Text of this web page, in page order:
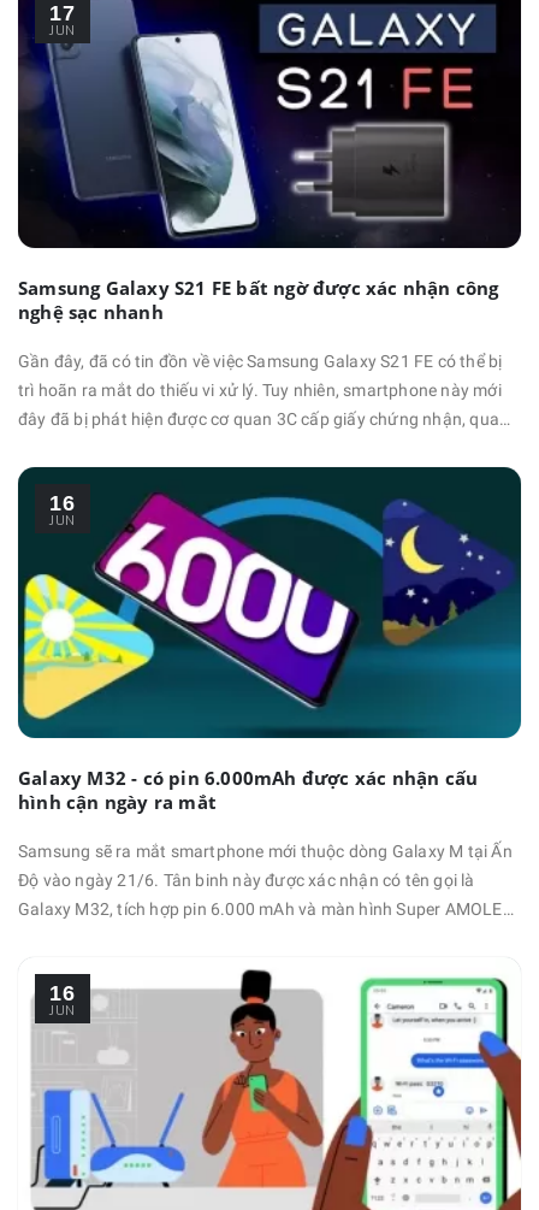
nhận Bluetooth SIG. Galaxy A22 và Galaxy F22 (SM-A225F) là hai
17
JUN
Samsung Galaxy S21 FE bất ngờ được xác nhận công
nghệ sạc nhanh
Gần đây, đã có tin đồn về việc Samsung Galaxy S21 FE có thể bị
trì hoãn ra mắt do thiếu vi xử lý. Tuy nhiên, smartphone này mới
đây đã bị phát hiện được cơ quan 3C cấp giấy chứng nhận, qua
Theo như cơ sở dữ liệu 3C, Samsung Galaxy S21 FE có mã sản
phẩm là SM-G990B được phê …
16
JUN
Galaxy M32 - có pin 6.000mAh được xác nhận cấu
hình cận ngày ra mắt
Samsung sẽ ra mắt smartphone mới thuộc dòng Galaxy M tại Ấn
Độ vào ngày 21/6. Tân binh này được xác nhận có tên gọi là
Galaxy M32, tích hợp pin 6.000 mAh và màn hình Super AMOLED.
Google Play Console tiết lộ Galaxy M32 dùng chip MediaTek
MT6769T - tên mã của Helio G80, kết hợp với GPU Mali G52, RAM
16
JUN